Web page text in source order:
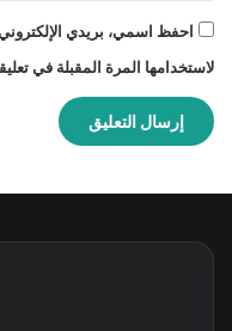
احفظ اسمي، بريدي
لاستخدامها المرة المقبلة في